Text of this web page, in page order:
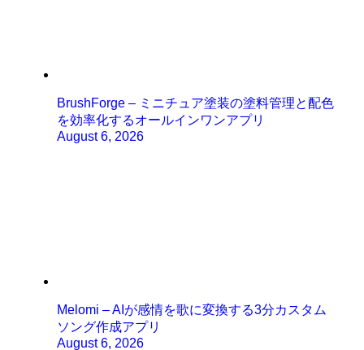
BrushForge – ミニチュア塗装の塗料管理と配色
を効率化するオールインワンアプリ
August 6, 2026
Melomi – AIが感情を歌に変換する3分カスタム
ソング作成アプリ
August 6, 2026